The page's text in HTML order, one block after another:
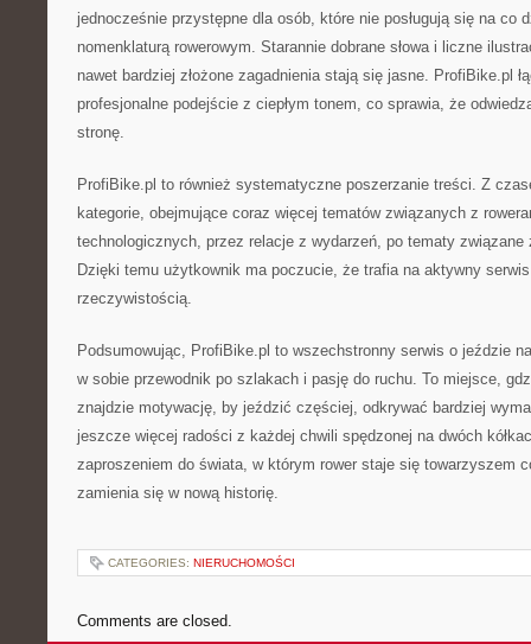
jednocześnie przystępne dla osób, które nie posługują się na co
nomenklaturą rowerowym. Starannie dobrane słowa i liczne
nawet bardziej złożone zagadnienia stają się jasne. ProfiBike.pl
profesjonalne podejście z ciepłym tonem, co sprawia, że
stronę.
ProfiBike.pl to również systematyczne poszerzanie treści. Z
kategorie, obejmujące coraz więcej tematów związanych z
technologicznych, przez relacje z wydarzeń, po tematy
Dzięki temu użytkownik ma poczucie, że trafia na aktywny
rzeczywistością.
Podsumowując, ProfiBike.pl to wszechstronny serwis o jeździe
w sobie przewodnik po szlakach i pasję do ruchu. To miejsce,
znajdzie motywację, by jeździć częściej, odkrywać bardziej
jeszcze więcej radości z każdej chwili spędzonej na dwóch
zaproszeniem do świata, w którym rower staje się towarzyszem
zamienia się w nową historię.
CATEGORIES: NIERUCHOMOŚCI
Comments are closed.